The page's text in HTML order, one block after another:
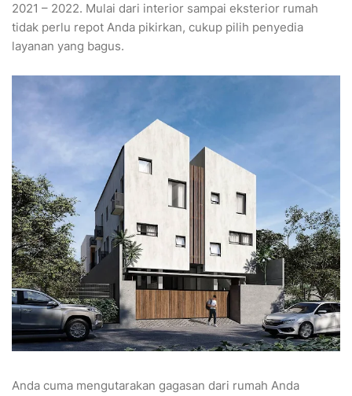
2021 – 2022. Mulai dari interior sampai eksterior rumah
tidak perlu repot Anda pikirkan, cukup pilih penyedia
layanan yang bagus.
Anda cuma mengutarakan gagasan dari rumah Anda